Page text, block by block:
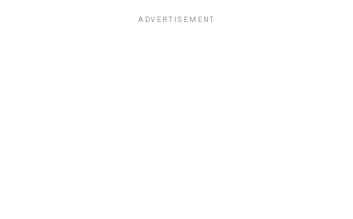
ADVERTISEMENT